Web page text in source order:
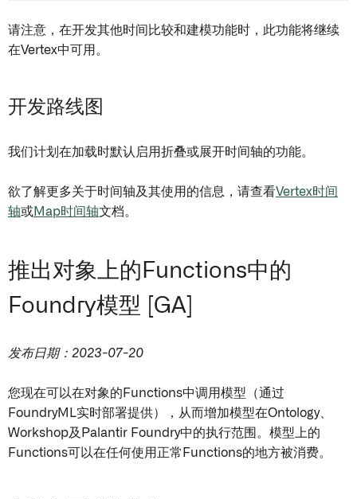
请注意，在开发其他时间比较和建模功能时，此功能将继续
在Vertex中可用。
开发路线图
我们计划在加载时默认启用折叠或展开时间轴的功能。
欲了解更多关于时间轴及其使用的信息，请查看Vertex时间
轴或Map时间轴文档。
推出对象上的Functions中的
Foundry模型 [GA]
发布日期：2023-07-20
您现在可以在对象的Functions中调用模型（通过
FoundryML实时部署提供），从而增加模型在Ontology、
Workshop及Palantir Foundry中的执行范围。模型上的
Functions可以在任何使用正常Functions的地方被消费。